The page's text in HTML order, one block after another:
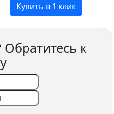
Купить в 1 клик
к